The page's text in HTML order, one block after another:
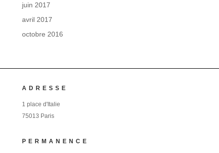
juin 2017
avril 2017
octobre 2016
ADRESSE
1 place d'Italie
75013 Paris
PERMANENCE